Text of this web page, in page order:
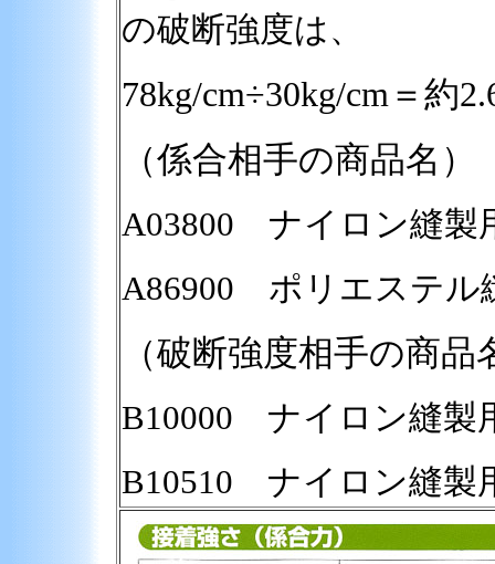
の破断強度は、
78kg/cm÷30kg/cm＝
（係合相手の商品名）
A03800 ナイロン
A86900 ポリエステ
（破断強度相手の商品
B10000 ナイ
B10510 ナイロン縫